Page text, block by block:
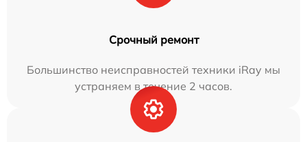
Срочный ремонт
Большинство неисправностей техники iRay мы
устраняем в течение 2 часов.